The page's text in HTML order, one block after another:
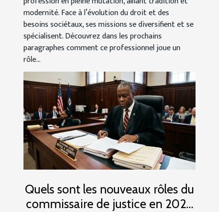
modernité. Face à l’évolution du droit et des
besoins sociétaux, ses missions se diversifient et se
spécialisent. Découvrez dans les prochains
paragraphes comment ce professionnel joue un
rôle...
Quels sont les nouveaux rôles du
commissaire de justice en 2023